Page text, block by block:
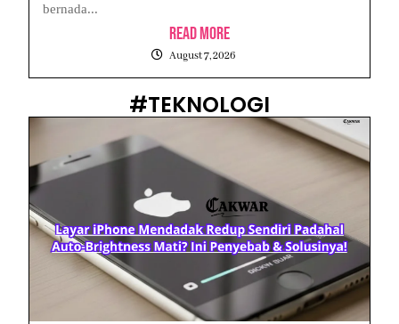
bernada...
Read More
August 7, 2026
#TEKNOLOGI